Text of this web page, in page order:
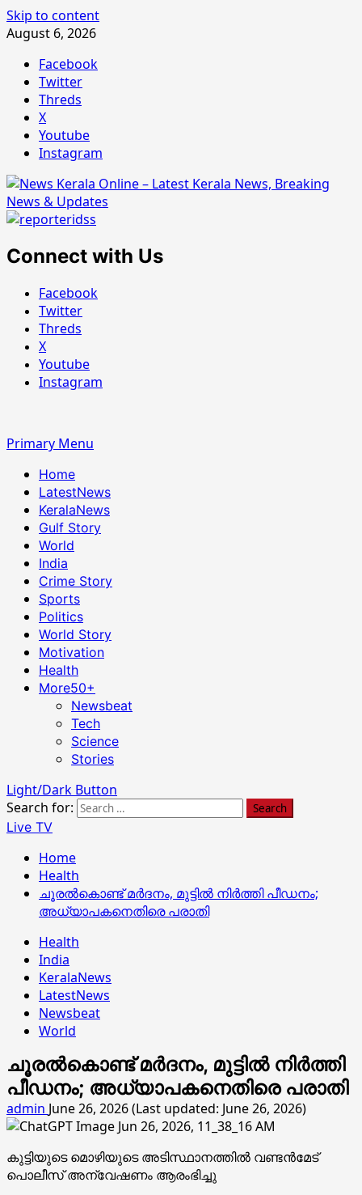
Skip to content
August 6, 2026
Facebook
Twitter
Threds
X
Youtube
Instagram
Connect with Us
Facebook
Twitter
Threds
X
Youtube
Instagram
Primary Menu
Home
LatestNews
KeralaNews
Gulf Story
World
India
Crime Story
Sports
Politics
World Story
Motivation
Health
More50+
Newsbeat
Tech
Science
Stories
Light/Dark Button
Search for:
Live TV
Home
Health
ചൂരൽകൊണ്ട് മർദനം, മുട്ടിൽ നിർത്തി പീഡനം;
അധ്യാപകനെതിരെ പരാതി
Health
India
KeralaNews
LatestNews
Newsbeat
World
ചൂരൽകൊണ്ട് മർദനം, മുട്ടിൽ നിർത്തി
പീഡനം; അധ്യാപകനെതിരെ പരാതി
admin June 26, 2026 (Last updated: June 26, 2026)
കുട്ടിയുടെ മൊഴിയുടെ അടിസ്ഥാനത്തിൽ വണ്ടൻമേട്
പൊലീസ് അന്വേഷണം ആരംഭിച്ചു